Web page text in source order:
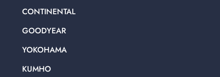
CONTINENTAL
GOODYEAR
YOKOHAMA
KUMHO